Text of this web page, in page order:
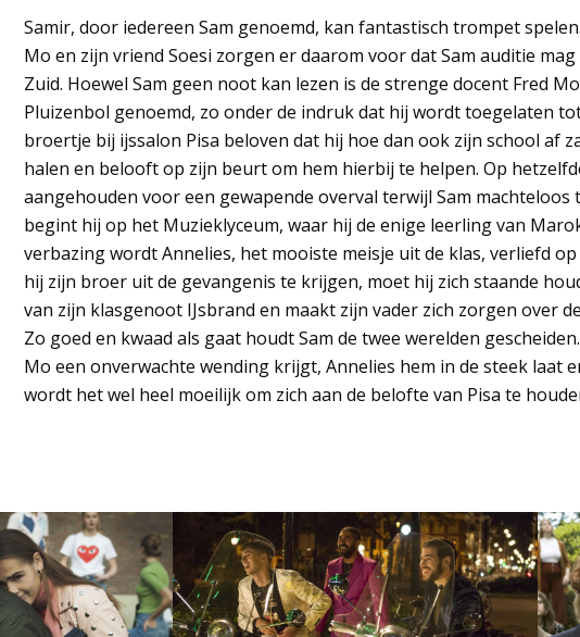
Samir, door iedereen Sam genoemd, kan fantastisch trompet
Mo en zijn vriend Soesi zorgen er daarom voor dat Sam auditie
Zuid. Hoewel Sam geen noot kan lezen is de strenge docent Fred
Pluizenbol genoemd, zo onder de indruk dat hij wordt toegelaten
broertje bij ijssalon Pisa beloven dat hij hoe dan ook zijn school af
halen en belooft op zijn beurt om hem hierbij te helpen. Op
aangehouden voor een gewapende overval terwijl Sam
begint hij op het Muzieklyceum, waar hij de enige leerling van
verbazing wordt Annelies, het mooiste meisje uit de klas, verliefd
hij zijn broer uit de gevangenis te krijgen, moet hij zich staande
van zijn klasgenoot IJsbrand en maakt zijn vader zich zorgen over
Zo goed en kwaad als gaat houdt Sam de twee werelden
Mo een onverwachte wending krijgt, Annelies hem in de steek laat
wordt het wel heel moeilijk om zich aan de belofte van Pisa te